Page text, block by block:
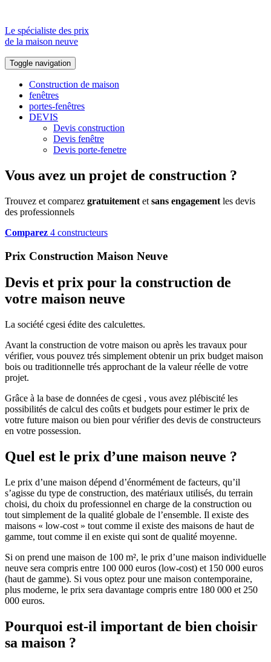
Le spécialiste des prix
de la maison neuve
Toggle navigation
Construction de maison
fenêtres
portes-fenêtres
DEVIS
Devis construction
Devis fenêtre
Devis porte-fenetre
Vous avez un projet de construction ?
Trouvez et comparez gratuitement et sans engagement les devis
des professionnels
Comparez 4 constructeurs
Prix Construction Maison Neuve
Devis et prix pour la construction de
votre maison neuve
La société cgesi édite des calculettes.
Avant la construction de votre maison ou après les travaux pour
vérifier, vous pouvez trés simplement obtenir un prix budget maison
bois ou traditionnelle trés approchant de la valeur réelle de votre
projet.
Grâce à la base de données de cgesi , vous avez plébiscité les
possibilités de calcul des coûts et budgets pour estimer le prix de
votre future maison ou bien pour vérifier des devis de constructeurs
en votre possession.
Quel est le prix d’une maison neuve ?
Le prix d’une maison dépend d’énormément de facteurs, qu’il
s’agisse du type de construction, des matériaux utilisés, du terrain
choisi, du choix du professionnel en charge de la construction ou
tout simplement de la qualité globale de l’ensemble. Il existe des
maisons « low-cost » tout comme il existe des maisons de haut de
gamme, tout comme il en existe qui sont de qualité moyenne.
Si on prend une maison de 100 m², le prix d’une maison individuelle
neuve sera compris entre 100 000 euros (low-cost) et 150 000 euros
(haut de gamme). Si vous optez pour une maison contemporaine,
plus moderne, le prix sera davantage compris entre 180 000 et 250
000 euros.
Pourquoi est-il important de bien choisir
sa maison ?